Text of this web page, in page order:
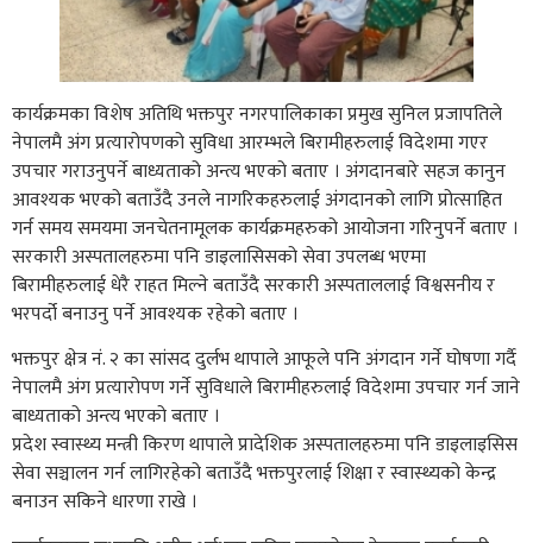
कार्यक्रमका विशेष अतिथि भक्तपुर नगरपालिकाका प्रमुख सुनिल प्रजापतिले
नेपालमै अंग प्रत्यारोपणको सुविधा आरम्भले बिरामीहरुलाई विदेशमा गएर
उपचार गराउनुपर्ने बाध्यताको अन्त्य भएको बताए । अंगदानबारे सहज कानुन
आवश्यक भएको बताउँदै उनले नागरिकहरुलाई अंगदानको लागि प्रोत्साहित
गर्न समय समयमा जनचेतनामूलक कार्यक्रमहरुको आयोजना गरिनुपर्ने बताए ।
सरकारी अस्पतालहरुमा पनि डाइलासिसको सेवा उपलब्ध भएमा
बिरामीहरुलाई धेरै राहत मिल्ने बताउँदै सरकारी अस्पताललाई विश्वसनीय र
भरपर्दो बनाउनु पर्ने आवश्यक रहेको बताए ।
भक्तपुर क्षेत्र नं. २ का सांसद दुर्लभ थापाले आफूले पनि अंगदान गर्ने घोषणा गर्दै
नेपालमै अंग प्रत्यारोपण गर्ने सुविधाले बिरामीहरुलाई विदेशमा उपचार गर्न जाने
बाध्यताको अन्त्य भएको बताए ।
प्रदेश स्वास्थ्य मन्त्री किरण थापाले प्रादेशिक अस्पतालहरुमा पनि डाइलाइसिस
सेवा सञ्चालन गर्न लागिरहेको बताउँदै भक्तपुरलाई शिक्षा र स्वास्थ्यको केन्द्र
बनाउन सकिने धारणा राखे ।